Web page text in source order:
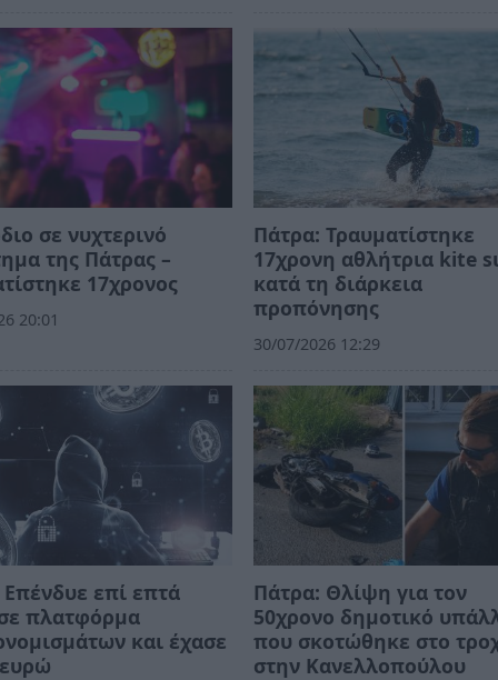
σε νυχτερινό
της Πάτρας –
17χρονος
20:01
Πάτρα: Τραυματίστηκε
17χρονη αθλήτρια kite
κατά τη διάρκεια
προπόνησης
30/07/2026 12:29
επί επτά
πλατφόρμα
και έχασε
Πάτρα: Θλίψη για τον
50χρονο δημοτικό
που σκοτώθηκε στο
στην Κανελλοπούλου